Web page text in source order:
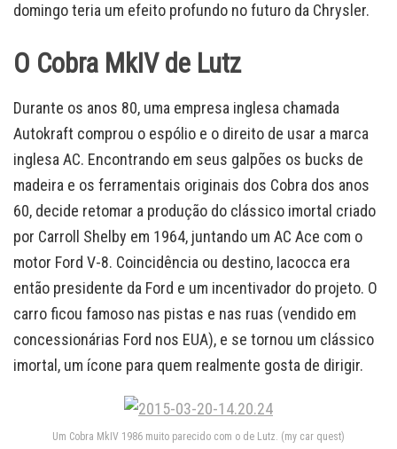
domingo teria um efeito profundo no futuro da Chrysler.
O Cobra MkIV de Lutz
Durante os anos 80, uma empresa inglesa chamada
Autokraft comprou o espólio e o direito de usar a marca
inglesa AC. Encontrando em seus galpões os bucks de
madeira e os ferramentais originais dos Cobra dos anos
60, decide retomar a produção do clássico imortal criado
por Carroll Shelby em 1964, juntando um AC Ace com o
motor Ford V-8. Coincidência ou destino, Iacocca era
então presidente da Ford e um incentivador do projeto. O
carro ficou famoso nas pistas e nas ruas (vendido em
concessionárias Ford nos EUA), e se tornou um clássico
imortal, um ícone para quem realmente gosta de dirigir.
Um Cobra MkIV 1986 muito parecido com o de Lutz. (my car quest)